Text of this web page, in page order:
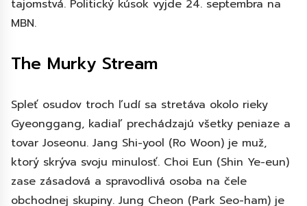
tajomstvá. Politický kúsok vyjde 24. septembra na
MBN.
The Murky Stream
Spleť osudov troch ľudí sa stretáva okolo rieky
Gyeonggang, kadiaľ prechádzajú všetky peniaze a
tovar Joseonu. Jang Shi-yool (Ro Woon) je muž,
ktorý skrýva svoju minulosť. Choi Eun (Shin Ye-eun)
zase zásadová a spravodlivá osoba na čele
obchodnej skupiny. Jung Cheon (Park Seo-ham) je